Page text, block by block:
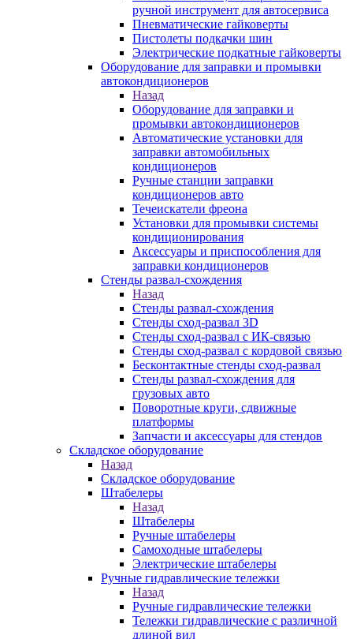
ручной инструмент для автосервиса
Пневматические гайковерты
Пистолеты подкачки шин
Электрические подкатные гайковерты
Оборудование для заправки и промывки
автокондиционеров
Назад
Оборудование для заправки и
промывки автокондиционеров
Автоматические установки для
заправки автомобильных
кондиционеров
Ручные станции заправки
кондиционеров авто
Течеискатели фреона
Установки для промывки системы
кондиционирования
Аксессуары и приспособления для
заправки кондиционеров
Стенды развал-схождения
Назад
Стенды развал-схождения
Стенды сход-развал 3D
Стенды сход-развал с ИК-связью
Стенды сход-развал с кордовой связью
Бесконтактные стенды сход-развал
Стенды развал-схождения для
грузовых авто
Поворотные круги, сдвижные
платформы
Запчасти и аксессуары для стендов
Складское оборудование
Назад
Складское оборудование
Штабелеры
Назад
Штабелеры
Ручные штабелеры
Самоходные штабелеры
Электрические штабелеры
Ручные гидравлические тележки
Назад
Ручные гидравлические тележки
Тележки гидравлические с различной
длиной вил